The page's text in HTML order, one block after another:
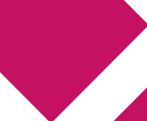
litteratur- och
kriminalromaner, thrillers
Författarfemman